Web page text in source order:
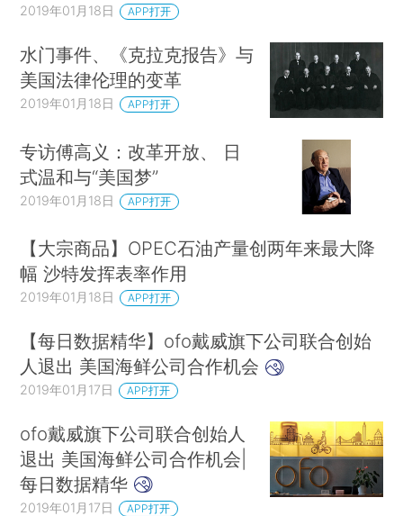
2019年01月18日 APP打开
水门事件、《克拉克报告》与
美国法律伦理的变革
2019年01月18日 APP打开
专访傅高义：改革开放、 日
式温和与“美国梦”
2019年01月18日 APP打开
【大宗商品】OPEC石油产量创两年来最大降
幅 沙特发挥表率作用
2019年01月18日 APP打开
【每日数据精华】ofo戴威旗下公司联合创始
人退出 美国海鲜公司合作机会
2019年01月17日 APP打开
ofo戴威旗下公司联合创始人
退出 美国海鲜公司合作机会|
每日数据精华
2019年01月17日 APP打开